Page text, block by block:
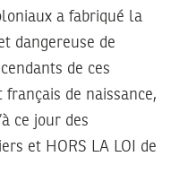
a fabriqué la
dangereuse de
de ces
de naissance,
ce jour des
et HORS LA LOI de